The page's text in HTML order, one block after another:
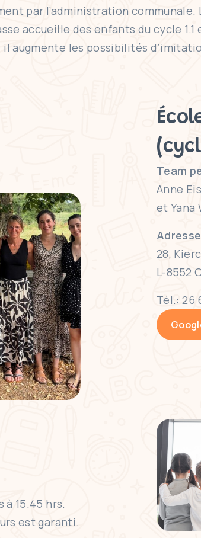
par l’administration
accueille des enfants du cycle
augmente les possibilités
Team
Anne
et Yana
28,
L-8552
Tél.: 26
15.45 hrs.
est garanti.